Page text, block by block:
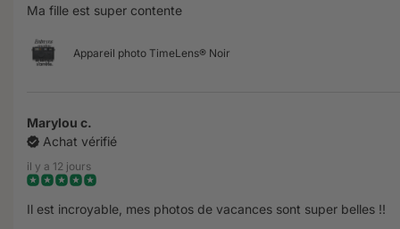
Ma fille est super contente
Appareil photo TimeLens® Noir
Marylou c.
Achat vérifié
il y a 12 jours
Il est incroyable, mes photos de vacances sont super belles !!